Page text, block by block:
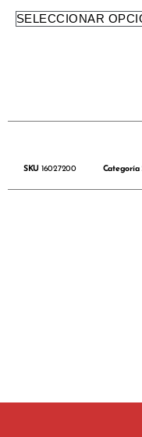
SELECCIONAR
SKU 16027200 Categoría